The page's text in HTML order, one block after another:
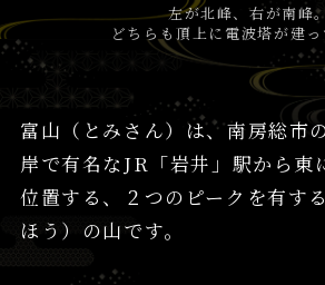
左が北峰、右が南峰
どちらも頂上に電波塔が建
富山（とみさん）は、南房総市
岸で有名なJR「岩井」駅から
位置する、２つのピークを有す
ほう）の山です。